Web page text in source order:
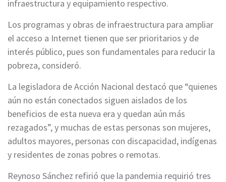
infraestructura y equipamiento respectivo.
Los programas y obras de infraestructura para ampliar
el acceso a Internet tienen que ser prioritarios y de
interés público, pues son fundamentales para reducir la
pobreza, consideró.
La legisladora de Acción Nacional destacó que “quienes
aún no están conectados siguen aislados de los
beneficios de esta nueva era y quedan aún más
rezagados”, y muchas de estas personas son mujeres,
adultos mayores, personas con discapacidad, indígenas
y residentes de zonas pobres o remotas.
Reynoso Sánchez refirió que la pandemia requirió tres